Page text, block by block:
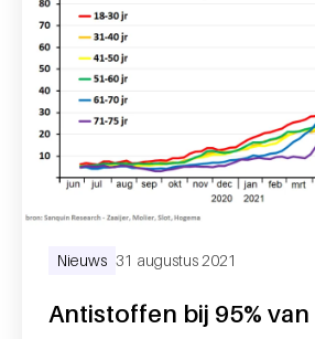
Antistoffen bij 95%
Nieuws 31 augustus 2021